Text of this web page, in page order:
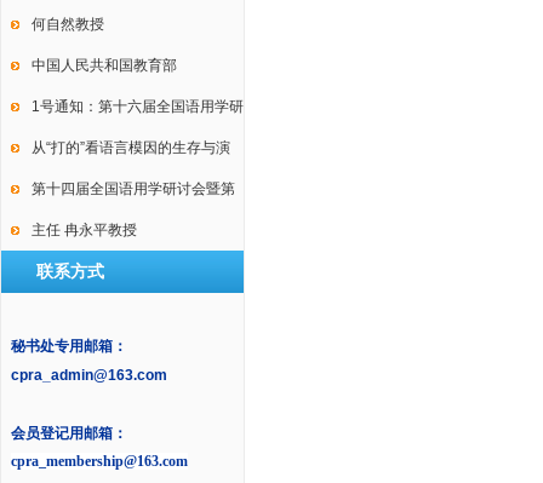
何自然教授
中国人民共和国教育部
1号通知：第十六届全国语用学研
讨会暨第十届中国逻辑学会语用
学专业委员会年会
从“打的”看语言模因的生存与演
变
第十四届全国语用学研讨会暨第
九届中国语用学研究会年会2号通
知
主任 冉永平教授
联系方式
秘书处专用邮箱：
cpra_admin@163.com
会员登记用邮箱：
cpra_membership@163.com